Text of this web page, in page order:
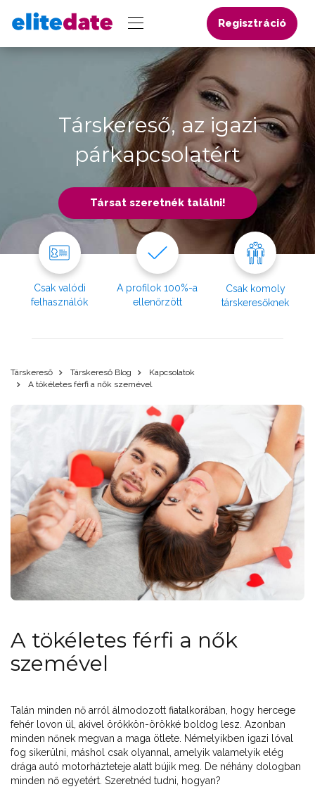
Regisztráció
Társkereső, az igazi
párkapcsolatért
Társat szeretnék találni!
Csak valódi
felhasználók
A profilok 100%-a
ellenőrzött
Csak komoly
társkeresőknek
Társkereső Társkereső Blog
Kapcsolatok
A tökéletes férfi a nők szemével
A tökéletes férfi a nők
szemével
Talán minden nő arról álmodozott fiatalkorában, hogy hercege
fehér lovon ül, akivel örökkön-örökké boldog lesz. Azonban
minden nőnek megvan a maga ötlete. Némelyikben igazi lóval
fog sikerülni, máshol csak olyannal, amelyik valamelyik elég
drága autó motorházteteje alatt bújik meg. De néhány dologban
minden nő egyetért. Szeretnéd tudni, hogyan?